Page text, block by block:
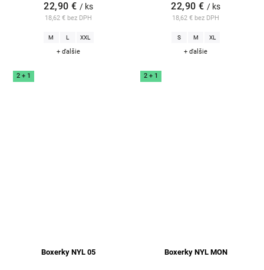
18,62 € bez DPH
22,90 € / ks
M L XXL
+ ďalšie
18,62 € bez DPH
22,90 € / ks
S M XL
+ ďalšie
2 + 1
Boxerky NYL 05
2 + 1
Boxerky NYL MON